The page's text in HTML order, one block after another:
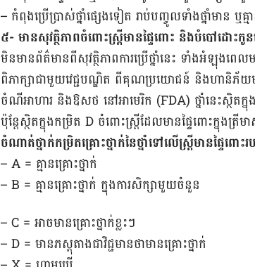
– កំពុង​ប្រើ​ប្រាស់​ថ្នាំ​ផ្សេង​ទៀត​ រាប់បញ្ចូលទាំង​ថ្នាំ​មាន ឬ​គ្មា
៥- មាន​សុវត្ថិភាព​ចំពោះ​ស្រ្តី​មានផ្ទៃពោះ ​និង​បំបៅ​ដោះ​កូ
មិនមាន​ព័ត៌មាន​ពី​សុវត្ថិភាព​ការ​ប្រើថ្នាំ​នេះ ទាំង​អំឡុង​ព
ពិភាក្សា​ជាមួយ​វេជ្ជបណ្ឌិត ពី​គុណ​ប្រយោជន៍​ និង​ហានិភ័យ​
ចំណី​អាហារ និង​ឱសថ នៅ​អាមេរិក (FDA) ថ្នាំ​នេះ​ស្ថិត​ក្នុ
ប៉ុន្តែស្ថិត​ក្នុង​កម្រិត D ចំពោះ​ស្រ្តី​ដែល​មាន​ផ្ទៃ​ពោះ​ក្នុង​
ចំណាត់​ថ្នាក់​កម្រិត​គ្រោះថ្នាក់​នៃ​ថ្នាំ​ទៅ​លើ​ស្ត្រី​មាន​ផ្ទៃព
– A = គ្មាន​គ្រោះថ្នាក់
– B = គ្មាន​គ្រោះថ្នាក់ ក្នុង​ការ​សិក្សា​មួយ​ចំនួន
– C = អាច​មាន​គ្រោះថ្នាក់​ខ្លះៗ
– D = មាន​ភស្តុតាង​ជា​វិជ្ជមាន​ថា​មាន​គ្រោះថ្នាក់